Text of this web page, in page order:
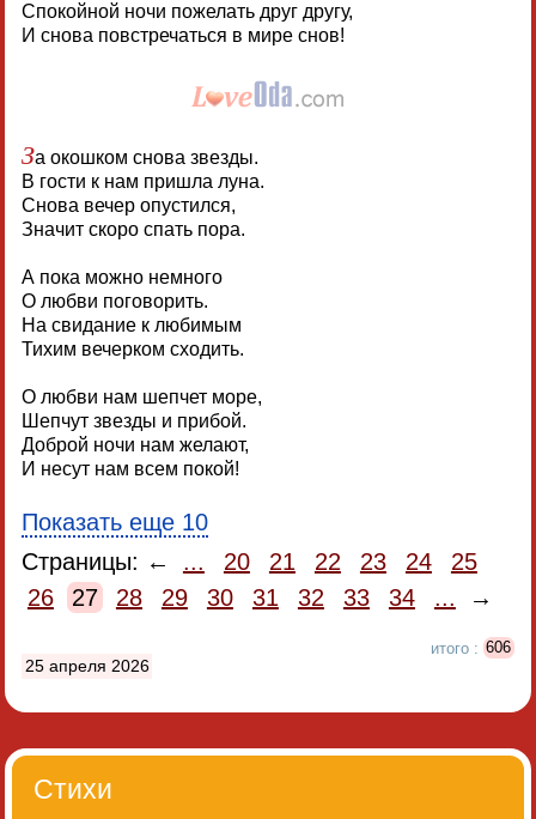
Спокойной ночи пожелать друг другу,
И снова повстречаться в мире снов!
За окошком снова звезды.
В гости к нам пришла луна.
Снова вечер опустился,
Значит скоро спать пора.
А пока можно немного
О любви поговорить.
На свидание к любимым
Тихим вечерком сходить.
О любви нам шепчет море,
Шепчут звезды и прибой.
Доброй ночи нам желают,
И несут нам всем покой!
Показать еще 10
Страницы: ←
... 20 21 22 23 24
25
26
27 28 29 30 31 32 33 34 ... →
итого : 606
25 апреля 2026
Стихи